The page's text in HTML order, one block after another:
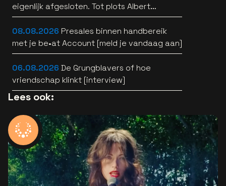
eigenlijk afgesloten. Tot plots Albert
Verlinde belde” [interview]
08.08.2026 Presales binnen handbereik
met je be•at Account [meld je vandaag aan]
06.08.2026 De Grungblavers of hoe
vriendschap klinkt [interview]
Lees ook: